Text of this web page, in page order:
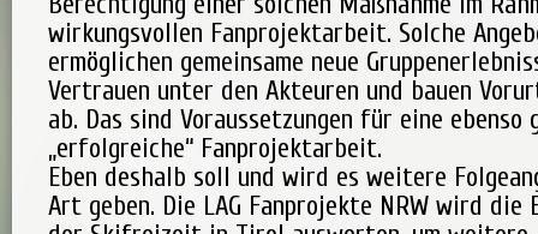
wirkungsvollen Fanprojektarbeit. Solche
ermöglichen gemeinsame neue
Vertrauen unter den Akteuren und bauen
ab. Das sind Voraussetzungen für eine
„erfolgreiche“ Fanprojektarbeit.
Eben deshalb soll und wird es weitere
Art geben. Die LAG Fanprojekte NRW wird die